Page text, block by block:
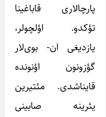
پارچالاری قاباغینا
تؤکدو. اؤلچولر،
یازدیغی ان- بوی‌لار
گؤزونون اؤنونده
قایناشدی. مئتیرین
یئرینه صابینی